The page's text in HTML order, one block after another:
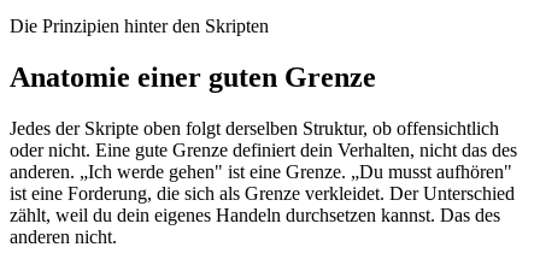
Die Prinzipien hinter den Skripten
Anatomie einer guten Grenze
Jedes der Skripte oben folgt derselben Struktur, ob offensichtlich
oder nicht. Eine gute Grenze definiert dein Verhalten, nicht das des
anderen. „Ich werde gehen" ist eine Grenze. „Du musst aufhören"
ist eine Forderung, die sich als Grenze verkleidet. Der Unterschied
zählt, weil du dein eigenes Handeln durchsetzen kannst. Das des
anderen nicht.